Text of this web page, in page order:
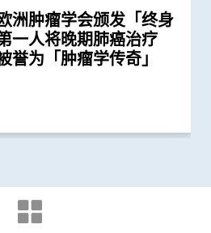
洲肿瘤学会颁发「终身
一人将晚期肺癌治疗
誉为「肿瘤学传奇」
顶尖医学期刊推崇
球首位华人获颁「世界
风贡献奖」 全球首创
中风患者复修脑部功...
专家共同牵头跨国肺癌
阳性肺癌病人七年无
异常而引起的肺癌...
获颁「清野裕杰出领袖
名学者荣膺亚洲糖尿
成首位亚洲研究员 荣
威奖项John K.
奖
究证实内地研发药物
有效治疗肺癌、结直
多种实体肿瘤
际肺癌团队测试免疫治
为转移性非小细胞肺
疗方案
领导肺癌研究 证实
ALK阳性晚期非小细
韩国知名学府为肺癌免
智能分析工具
云教授获亚洲糖尿病研
成就及贡献
锦教授成首位来自亚洲
「肿瘤学巨人」称誉
肺癌研究及治疗的杰...
明教授荣获有「科学界
「科学突破奖」
川大学华西临床医学院
个人体CRISPR基因编
试验 证实修改T细胞...
转化研究科学家」 中
榜香港学府 卢煜明教
选
杰出学者 获裘槎基金
秀医学科研者奖2020」
树锦教授署名文章证实
娥教授获颁国际奖项以
究及治理的卓越贡献
位华人获颁「美国肠胃
袖大奖」
国际肺癌研究协会颁发
团队」奖项
再度获选「全球20位顶
家」
案较常规治疗有效延长
活期
授齐获「药明康德生命
性肺腺癌研究证实 新标
标准疗法两倍
获颁首届「未来科学大
测研究逾廿载 「科
可分割的一部分」
订治疗肺癌基因变异
荣获被喻为诺贝尔奖预
路透引文桂冠奖」
荣获有「中国诺贝尔」
学大奖－生命科学奖」
国专家合作研究 发现
法
专家领导一项全球研究
治疗「小中风」可降低
慢性肾病研究获颁中华
奖
三名社区长者就有一人
世界中风日呼吁及早
成世界首位华人获美国
H. Coulter讲学
芬教授荣膺美国护理科
英国文化协会「科学一
冠军 将赴英出战国际
际奖项 表扬其在个人
出成就
变全球肺腺癌治疗方向
较有效治疗出现EML4-
晚期肺腺癌病人
一代口服薄血药助亚洲
风成效更佳
基金肿瘤学教授莫树锦
向肺癌宣战」
的最新药物治疗方法
荣获国家教育部高等学
成果奖 为本港院校之
搏法有效增加缺血性中
应
颁本年度裘槎基金会优